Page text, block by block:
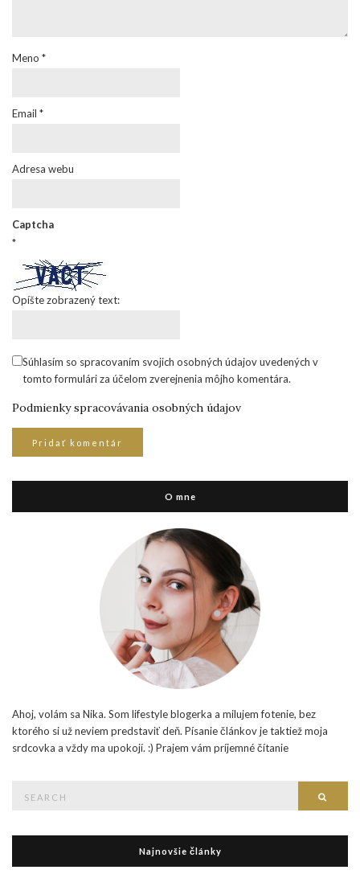
Meno *
Email *
Adresa webu
Captcha
*
Opíšte zobrazený text:
Súhlasím so spracovaním svojich osobných údajov uvedených v
tomto formulári za účelom zverejnenia môjho komentára.
Podmienky spracovávania osobných údajov
O mne
Ahoj, volám sa Nika. Som lifestyle blogerka a milujem fotenie, bez
ktorého si už neviem predstaviť deň. Písanie článkov je taktiež moja
srdcovka a vždy ma upokojí. :) Prajem vám príjemné čítanie
Najnovšie články